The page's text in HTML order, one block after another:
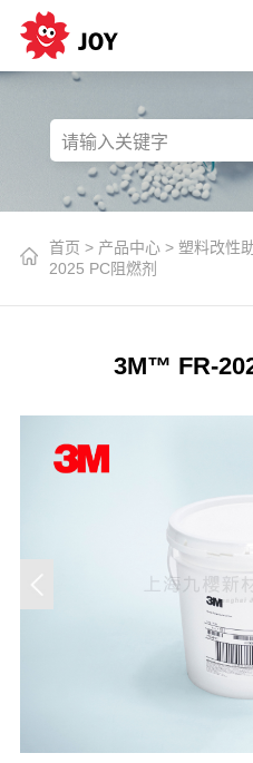
首页 > 产品中心 >塑料改性
2025 PC阻燃剂
3M™ FR-